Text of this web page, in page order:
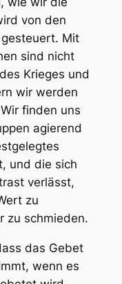
von den
Mit
sind nicht
Krieges und
wir werden
finden uns
agierend
und die sich
verlässt,
zu
zu schmieden.
das Gebet
wenn es